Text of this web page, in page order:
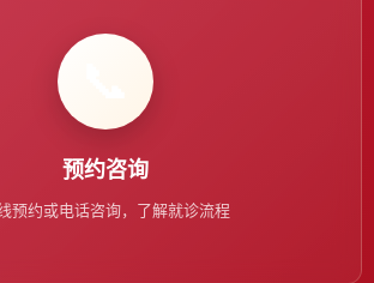
预约咨询
预约或电话咨询，了解就诊流程